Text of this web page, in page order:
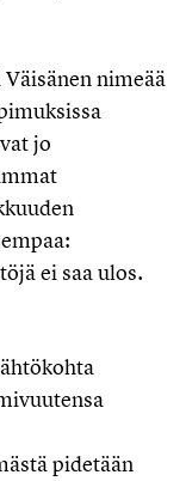
nimeää
jo
ei saa ulos.
pidetään